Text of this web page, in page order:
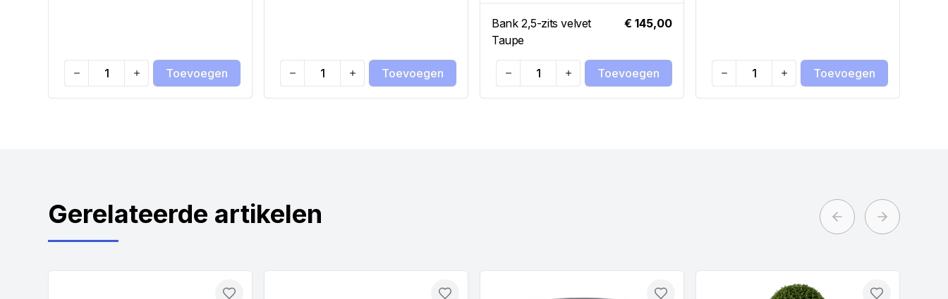
Quantity
Toevoegen
Quantity
Toevoegen
Bank 2,5-zits velvet
Taupe
€ 145,00
Quantity
Toevoegen
Quantity
Toevoegen
Gerelateerde artikelen Previous slideNext slide